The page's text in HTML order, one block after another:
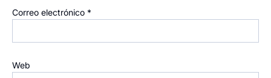
Correo electrónico *
Web